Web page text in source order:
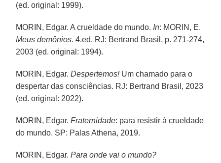
(ed. original: 1999).
MORIN, Edgar. A crueldade do mundo. In: MORIN, E.
Meus demônios. 4.ed. RJ: Bertrand Brasil, p. 271-274,
2003 (ed. original: 1994).
MORIN, Edgar.Despertemos!Um chamado para o
despertar das consciências. RJ: Bertrand Brasil, 2023
(ed. original: 2022).
MORIN, Edgar.Fraternidade: para resistir à crueldade
do mundo. SP: Palas Athena, 2019.
MORIN, Edgar.Para onde vai o mundo?